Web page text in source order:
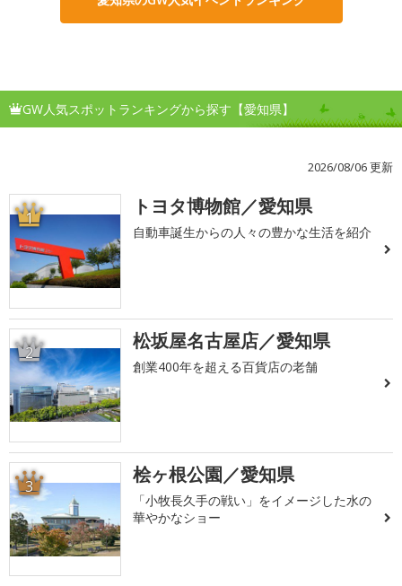
GW人気スポットランキングから探す【愛知県】
2026/08/06 更新
1 トヨタ博物館／愛知県
自動車誕生からの人々の豊かな生活を紹介
2 松坂屋名古屋店／愛知県
創業400年を超える百貨店の老舗
3 桧ヶ根公園／愛知県
「小牧長久手の戦い」をイメージした水の
華やかなショー